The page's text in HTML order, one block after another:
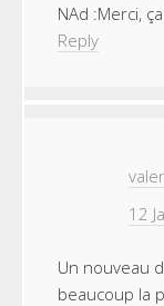
NAd :Merci,
Reply
12
Un nouveau
beaucoup la